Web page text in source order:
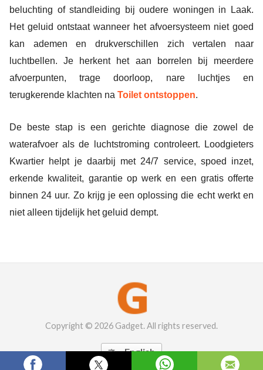
beluchting of standleiding bij oudere woningen in Laak.
Het geluid ontstaat wanneer het afvoersysteem niet goed
kan ademen en drukverschillen zich vertalen naar
luchtbellen. Je herkent het aan borrelen bij meerdere
afvoerpunten, trage doorloop, nare luchtjes en
terugkerende klachten na Toilet ontstoppen.
De beste stap is een gerichte diagnose die zowel de
waterafvoer als de luchtstroming controleert. Loodgieters
Kwartier helpt je daarbij met 24/7 service, spoed inzet,
erkende kwaliteit, garantie op werk en een gratis offerte
binnen 24 uur. Zo krijg je een oplossing die echt werkt en
niet alleen tijdelijk het geluid dempt.
Copyright © 2026 Gadget. All rights reserved.
 English